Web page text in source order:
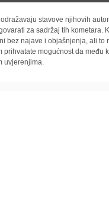
stavove njihovih
za sadržaj tih kometara.
bez najave i objašnjenja, ali to
prihvatate mogućnost da
uvjerenjima.